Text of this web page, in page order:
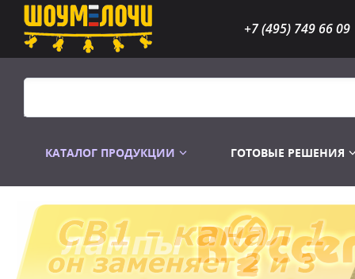
+7 (495) 749 66 09
КАТАЛОГ ПРОДУКЦИИ
Распродажа Лампы
ГОТОВЫЕ РЕШЕНИЯ